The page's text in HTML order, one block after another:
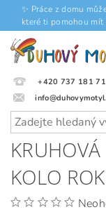
✨ Práce z domu
které ti pomohou
+420 737 181
KOLO